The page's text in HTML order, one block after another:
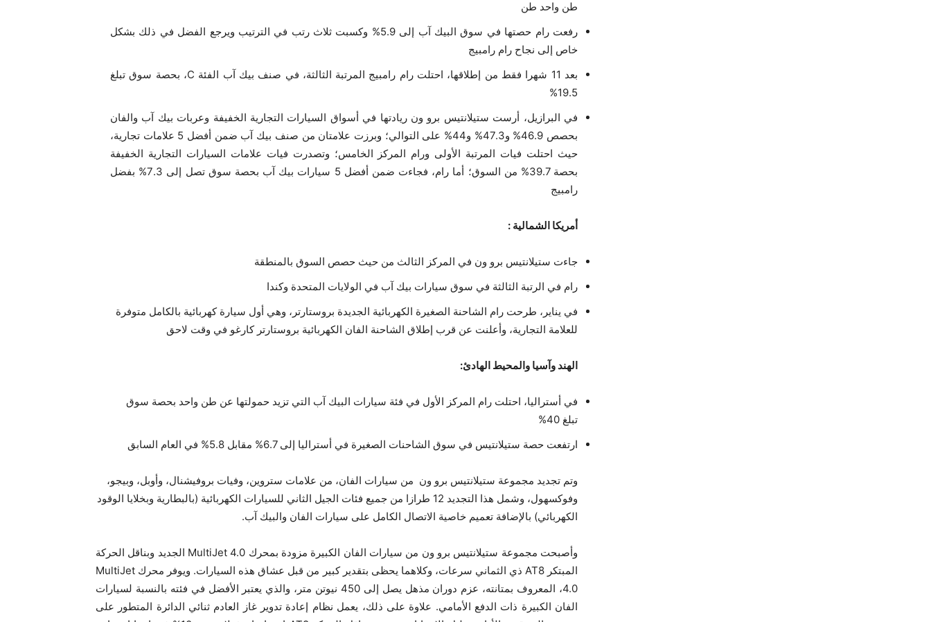
طن واحد طن
رفعت رام حصتها في سوق البيك آب إلى 5.9% وكسبت ثلاث رتب في الترتيب ويرجع الفضل في ذلك بشكل
خاص إلى نجاح رام رامبيج
بعد 11 شهرا فقط من إطلاقها، احتلت رام رامبيج المرتبة الثالثة، في صنف بيك آب الفئة C، بحصة سوق تبلغ
19.5%
في البرازيل، أرست ستيلانتيس برو ون ريادتها في أسواق السيارات التجارية الخفيفة وعربات بيك آب والفان
بحصص 46.9% و47.3% و44% على التوالي؛ وبرزت علامتان من صنف بيك آب ضمن أفضل 5 علامات تجارية،
حيث احتلت فيات المرتبة الأولى ورام المركز الخامس؛ وتصدرت فيات علامات السيارات التجارية الخفيفة
بحصة 39.7% من السوق؛ أما رام، فجاءت ضمن أفضل 5 سيارات بيك آب بحصة سوق تصل إلى 7.3% بفضل
رامبيج
أمريكا الشمالية :
جاءت ستيلانتيس برو ون في المركز الثالث من حيث حصص السوق بالمنطقة
رام في الرتبة الثالثة في سوق سيارات بيك آب في الولايات المتحدة وكندا
في يناير، طرحت رام الشاحنة الصغيرة الكهربائية الجديدة بروستارتر، وهي أول سيارة كهربائية بالكامل متوفرة
للعلامة التجارية، وأعلنت عن قرب إطلاق الشاحنة الفان الكهربائية بروستارتر كارغو في وقت لاحق
الهند وآسيا والمحيط الهادئ:
في أستراليا، احتلت رام المركز الأول في فئة سيارات البيك آب التي تزيد حمولتها عن طن واحد بحصة سوق
تبلغ 40%
ارتفعت حصة ستيلانتيس في سوق الشاحنات الصغيرة في أستراليا إلى 6.7% مقابل 5.8% في العام السابق
وتم تجديد مجموعة ستيلانتيس برو ون من سيارات الفان، من علامات ستروين، وفيات بروفيشنال، وأوبل، وبيجو،
وفوكسهول، وشمل هذا التجديد 12 طرازا من جميع فئات الجيل الثاني للسيارات الكهربائية (بالبطارية وبخلايا الوقود
الكهربائي) بالإضافة تعميم خاصية الاتصال الكامل على سيارات الفان والبيك آب.
وأصبحت مجموعة ستيلانتيس برو ون من سيارات الفان الكبيرة مزودة بمحرك MultiJet 4.0 الجديد وبناقل الحركة
المبتكر AT8 ذي الثماني سرعات، وكلاهما يحظى بتقدير كبير من قبل عشاق هذه السيارات. ويوفر محرك MultiJet
4.0، المعروف بمتانته، عزم دوران مذهل يصل إلى 450 نيوتن متر، والذي يعتبر الأفضل في فئته بالنسبة لسيارات
الفان الكبيرة ذات الدفع الأمامي. علاوة على ذلك، يعمل نظام إعادة تدوير غاز العادم ثنائي الدائرة المتطور على